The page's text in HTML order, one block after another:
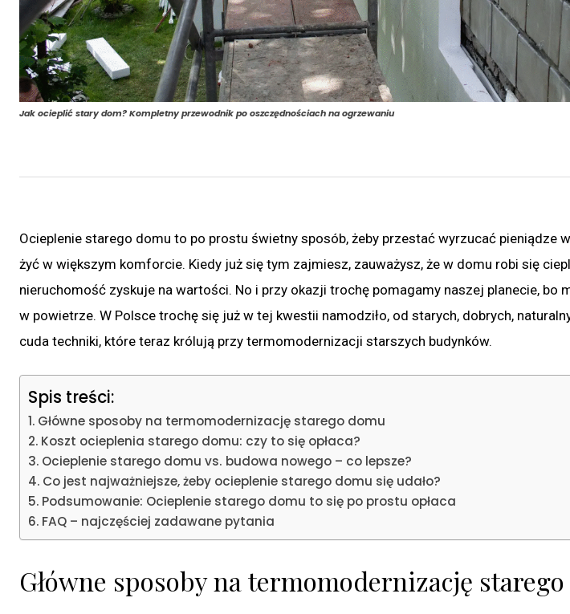
Jak ocieplić stary dom? Kompletny przewodnik po oszczędnościach na ogrzewaniu
Ocieplenie starego domu to po prostu świetny sposób, żeby przestać wyrzucać pieniądze
żyć w większym komforcie. Kiedy już się tym zajmiesz, zauważysz, że w domu robi się
nieruchomość zyskuje na wartości. No i przy okazji trochę pomagamy naszej planecie, bo
w powietrze. W Polsce trochę się już w tej kwestii namodziło, od starych, dobrych,
cuda techniki, które teraz królują przy termomodernizacji starszych budynków.
Spis treści:
Główne sposoby na termomodernizację starego domu
Koszt ocieplenia starego domu: czy to się opłaca?
Ocieplenie starego domu vs. budowa nowego – co lepsze?
Co jest najważniejsze, żeby ocieplenie starego domu się udało?
Podsumowanie: Ocieplenie starego domu to się po prostu opłaca
FAQ – najczęściej zadawane pytania
Główne sposoby na termomodernizację